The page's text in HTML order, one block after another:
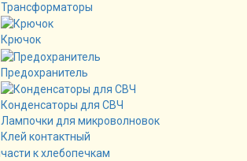
Трансформаторы
Крючок
Предохранитель
Конденсаторы для СВЧ
Лампочки для микроволновок
Клей контактный